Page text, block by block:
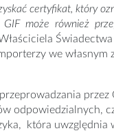
certyfikat, który
może również
Świadectwa
we własnym
odpowiedzialnych,
która uwzględnia